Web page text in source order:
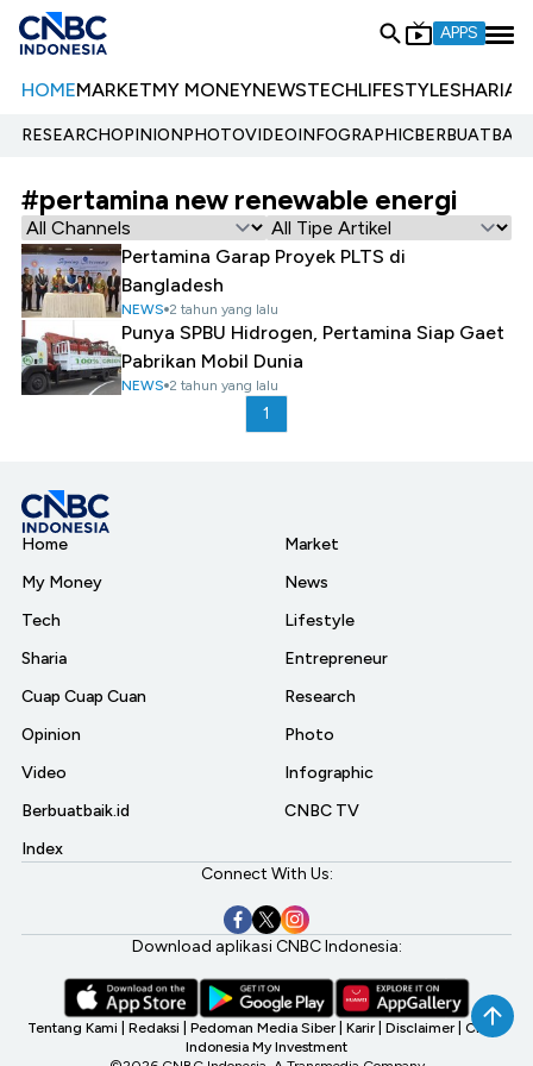
APPS
HOMEMARKETMY MONEYNEWSTECHLIFESTYLESHARIA
RESEARCHOPINIONPHOTOVIDEOINFOGRAPHIC
#pertamina new renewable energi
Pertamina Garap Proyek PLTS di
Bangladesh
NEWS 2 tahun yang lalu
Punya SPBU Hidrogen, Pertamina Siap Gaet
Pabrikan Mobil Dunia
NEWS 2 tahun yang lalu
1
Home
My Money
Tech
Sharia
Cuap Cuap Cuan
Opinion
Video
Berbuatbaik.id
Index
Market
News
Lifestyle
Entrepreneur
Research
Photo
Infographic
CNBC TV
Connect With Us:
Download aplikasi CNBC Indonesia:
Tentang Kami Redaksi Pedoman Media Siber Karir Disclaimer CNBC
Indonesia My Investment